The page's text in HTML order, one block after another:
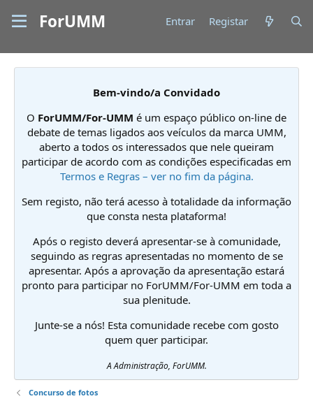
ForUMM Entrar Registar
Bem-vindo/a Convidado
O ForUMM/For-UMM é um espaço público on-line de
debate de temas ligados aos veículos da marca UMM,
aberto a todos os interessados que nele queiram
participar de acordo com as condições especificadas em
Termos e Regras – ver no fim da página.
Sem registo, não terá acesso à totalidade da informação
que consta nesta plataforma!
Após o registo deverá apresentar-se à comunidade,
seguindo as regras apresentadas no momento de se
apresentar. Após a aprovação da apresentação estará
pronto para participar no ForUMM/For-UMM em toda a
sua plenitude.
Junte-se a nós! Esta comunidade recebe com gosto
quem quer participar.
A Administração, ForUMM.
Concurso de fotos